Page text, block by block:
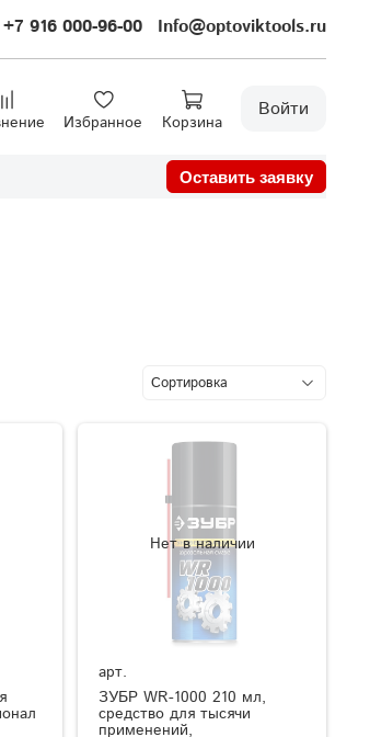
+7 916 000-96-00 Info@optoviktools.ru
Избранное Корзина
Войти
Оставить заявку
Нет в наличии
арт.
ЗУБР WR-1000 210 мл,
средство для тысячи
применений,